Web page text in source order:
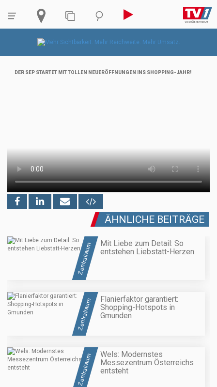
DER SEP STARTET MIT TOLLEN NEUERÖFFNUNGEN INS SHOPPING-JAHR!
ÄHNLICHE BEITRÄGE
Zentralraum
Mit Liebe zum Detail: So
entstehen Liebstatt-Herzen
Zentralraum
Flanierfaktor garantiert:
Shopping-Hotspots in
Gmunden
Zentralraum
Wels: Modernstes
Messezentrum Österreichs
entsteht